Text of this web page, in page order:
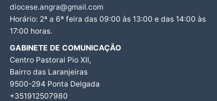
diocese.angra@gmail.com
Horário: 2ª a 6ª feira das 09:00 às 13:00 e das 14:00 às
17:00 horas.
GABINETE DE COMUNICAÇÃO
Centro Pastoral Pio XII,
Bairro das Laranjeiras
9500-294 Ponta Delgada
+351912507980